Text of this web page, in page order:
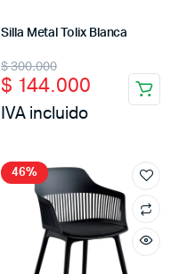
Silla Metal Tolix Blanca
$300.000
Original
price
was:
$ 300.000.
$ 144.000
Current
price
is:
$ 144.000.
IVA incluido
46%